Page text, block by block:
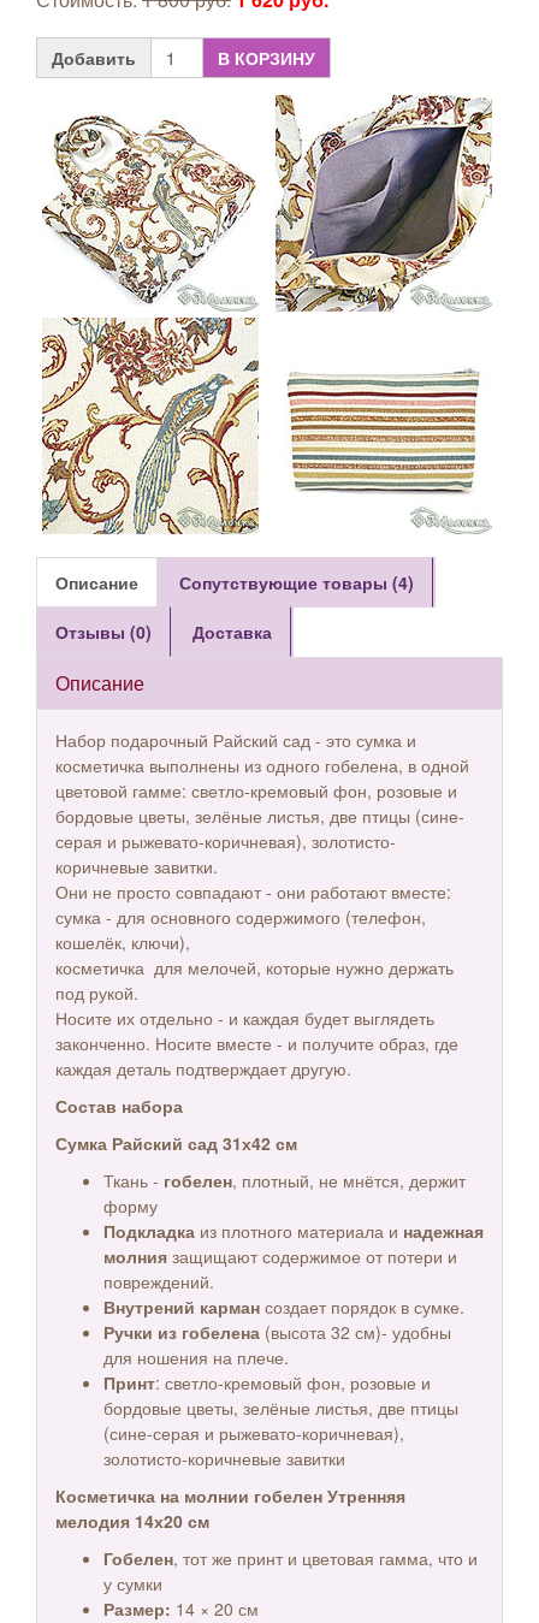
Добавить В КОРЗИНУ
Описание Сопутствующие товары (4)
Отзывы (0) Доставка
Описание
Набор подарочный Райский сад - это сумка и
косметичка выполнены из одного гобелена, в одной
цветовой гамме: светло-кремовый фон, розовые и
бордовые цветы, зелёные листья, две птицы (сине-
серая и рыжевато-коричневая), золотисто-
коричневые завитки.
Они не просто совпадают - они работают вместе:
сумка - для основного содержимого (телефон,
кошелёк, ключи),
косметичка для мелочей, которые нужно держать
под рукой.
Носите их отдельно - и каждая будет выглядеть
законченно. Носите вместе - и получите образ, где
каждая деталь подтверждает другую.
Состав набора
Сумка Райский сад 31х42 см
Ткань - гобелен, плотный, не мнётся, держит
форму
Подкладка из плотного материала и надежная
молния защищают содержимое от потери и
повреждений.
Внутрений карман создает порядок в сумке.
Ручки из гобелена (высота 32 см)- удобны
для ношения на плече.
Принт: светло-кремовый фон, розовые и
бордовые цветы, зелёные листья, две птицы
(сине-серая и рыжевато-коричневая),
золотисто-коричневые завитки
Косметичка на молнии гобелен Утренняя
мелодия 14х20 см
Гобелен, тот же принт и цветовая гамма, что и
у сумки
Размер: 14 × 20 см